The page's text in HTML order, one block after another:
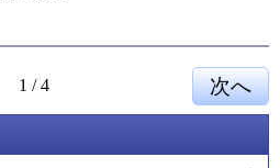
1 /4